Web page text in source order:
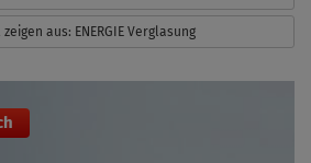
aus: ENERGIE Verglasung